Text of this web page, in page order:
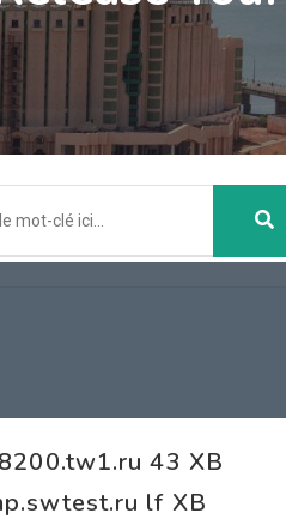
43 XB
lf XB